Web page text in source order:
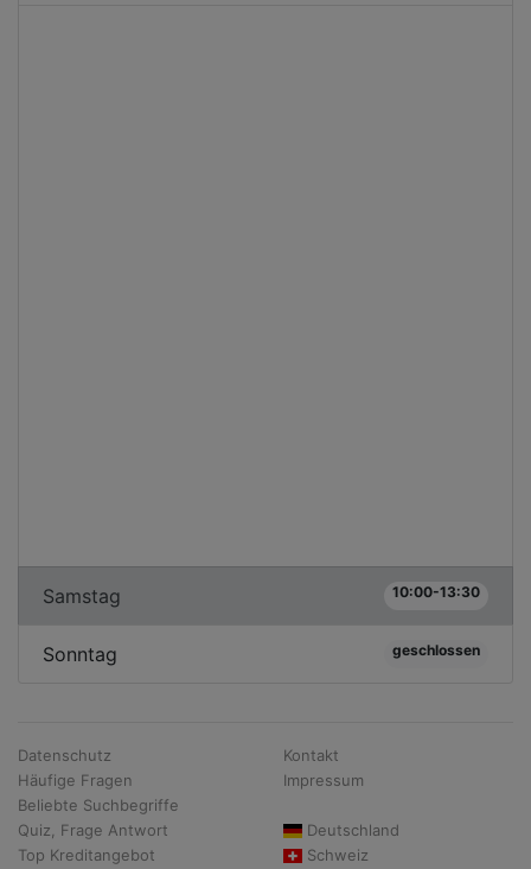
Samstag 10:00-13:30
Sonntag geschlossen
Datenschutz
Häufige Fragen
Beliebte Suchbegriffe
Quiz, Frage Antwort
Top Kreditangebot
Kontakt
Impressum
Deutschland
Schweiz